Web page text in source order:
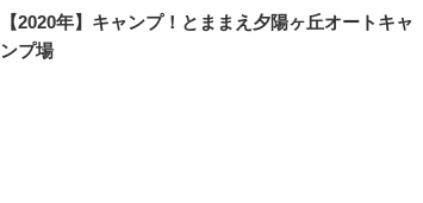
稿
ナ
の
投
【2020年】キャンプ！とままえ夕陽ヶ丘オートキャ
ンプ場